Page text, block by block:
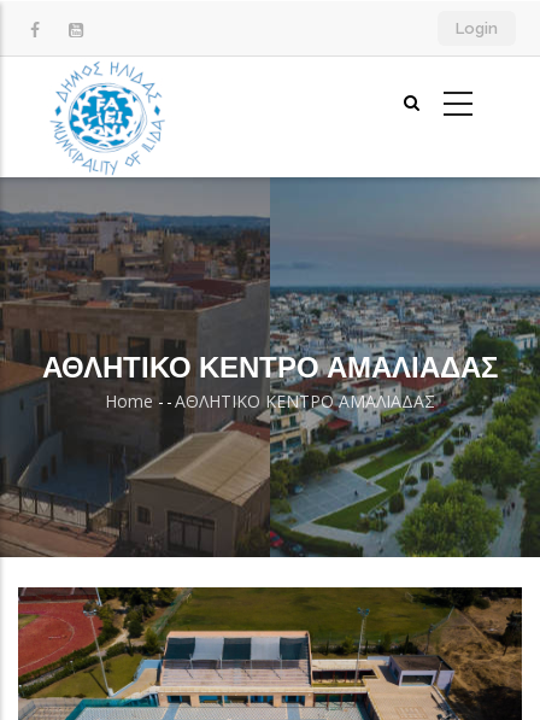
content
Login
ΑΘΛΗΤΙΚΟ ΚΕΝΤΡΟ ΑΜΑΛΙΑΔΑΣ
Breadcrumb
Home - -ΑΘΛΗΤΙΚΟ ΚΕΝΤΡΟ ΑΜΑΛΙΑΔΑΣ